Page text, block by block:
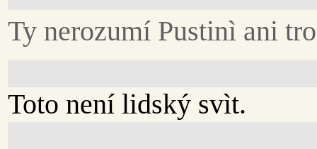
Ty nerozumí Pustinì ani
Toto není lidský svìt.